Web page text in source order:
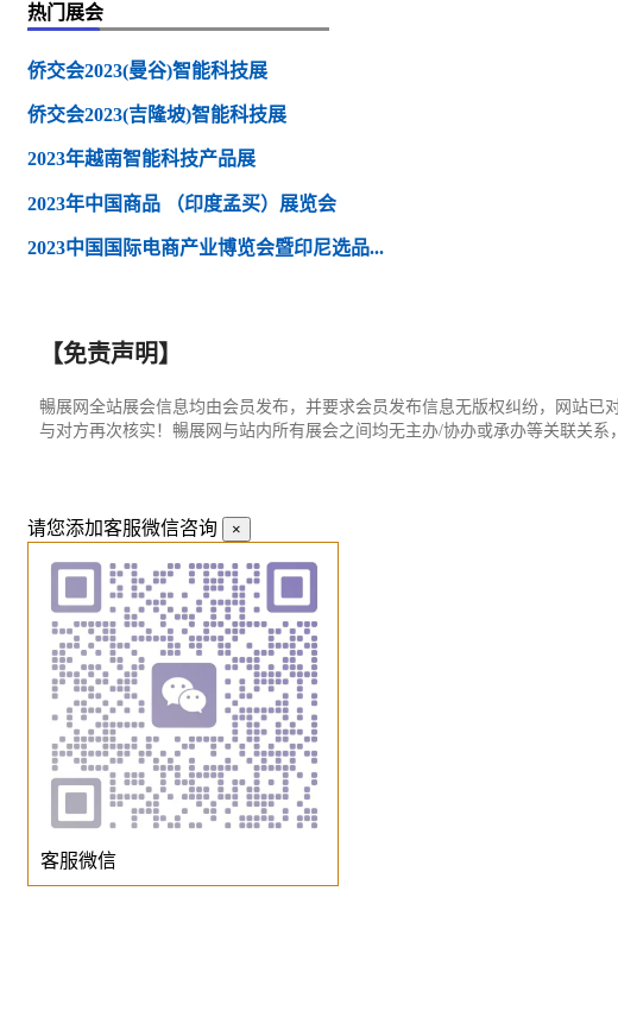
热门展会
侨交会2023(曼谷)智能科技展
侨交会2023(吉隆坡)智能科技展
2023年越南智能科技产品展
2023年中国商品 （印度孟买）展览会
2023中国国际电商产业博览会暨印尼选品...
【免责声明】
暢展网全站展会信息均由会员发布，并要求会员发布信息无版权纠纷，网站
与对方再次核实！暢展网与站内所有展会之间均无主办/协办或承办等关联关系
请您添加客服微信咨询 ×
客服微信